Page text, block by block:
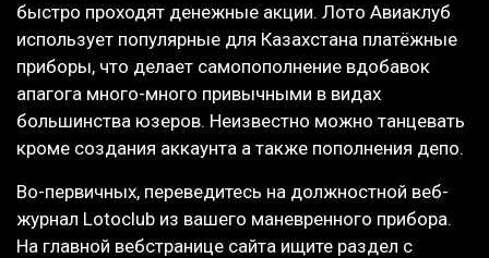
быстро проходят денежные акции. Лото Авиаклуб
использует популярные для Казахстана платёжные
приборы, что делает самопополнение вдобавок
апагога много-много привычными в видах
большинства юзеров. Неизвестно можно танцевать
кроме создания аккаунта а также пополнения депо.
Во-первичных, переведитесь на должностной веб-
журнал Lotoclub из вашего маневренного прибора.
На главной вебстранице сайта ищите раздел с